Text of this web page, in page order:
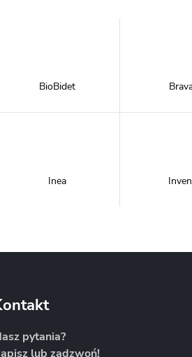
BioBidet
Inea
pytania?
lub zadzwoń!